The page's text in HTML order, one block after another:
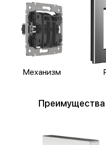
Механизм
Преимущества